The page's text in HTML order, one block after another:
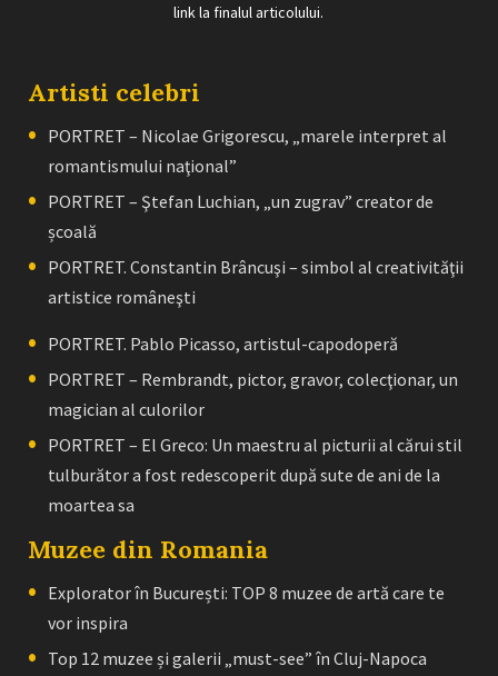
link la finalul articolului.
Artisti celebri
PORTRET – Nicolae Grigorescu, „marele interpret al
romantismului naţional”
PORTRET – Ştefan Luchian, „un zugrav” creator de
școală
PORTRET. Constantin Brâncuşi – simbol al creativităţii
artistice româneşti
PORTRET. Pablo Picasso, artistul-capodoperă
PORTRET – Rembrandt, pictor, gravor, colecţionar, un
magician al culorilor
PORTRET – El Greco: Un maestru al picturii al cărui stil
tulburător a fost redescoperit după sute de ani de la
moartea sa
Muzee din Romania
Explorator în București: TOP 8 muzee de artă care te
vor inspira
Top 12 muzee și galerii „must-see” în Cluj-Napoca